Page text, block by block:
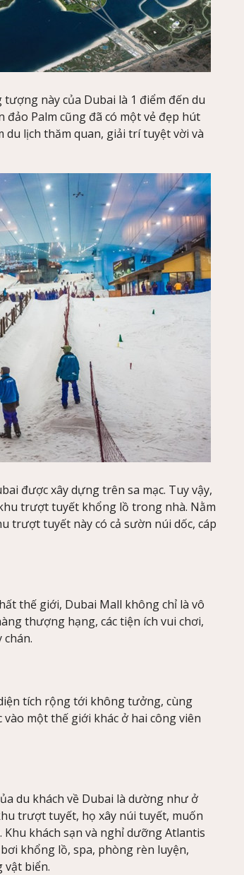
này của Dubai là 1 điểm đến du
đảo Palm cũng đã có một vẻ đẹp hút
du lịch thăm quan, giải trí tuyệt vời và
được xây dựng trên sa mạc. Tuy vậy,
trượt tuyết khổng lồ trong nhà. Nằm
trượt tuyết này có cả sườn núi dốc, cáp
thế giới, Dubai Mall không chỉ là vô
thượng hạng, các tiện ích vui chơi,
tích rộng tới không tưởng, cùng
một thế giới khác ở hai công viên
du khách về Dubai là dường như ở
trượt tuyết, họ xây núi tuyết, muốn
khách sạn và nghỉ dưỡng Atlantis
khổng lồ, spa, phòng rèn luyện,
vật biển.